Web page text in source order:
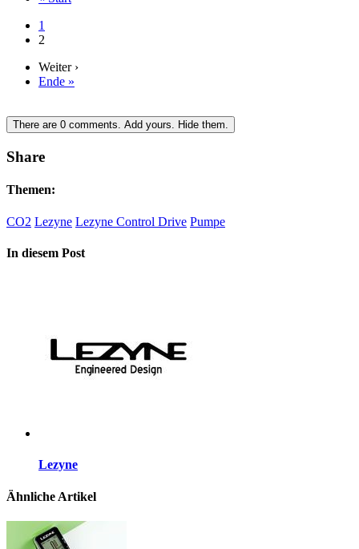
1
2
Weiter ›
Ende »
There are 0 comments. Add yours. Hide them.
Share
Themen:
CO2 Lezyne Lezyne Control Drive Pumpe
In diesem Post
Lezyne
Ähnliche Artikel